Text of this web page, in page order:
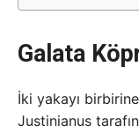
Galata
İki yakayı
Justinianus